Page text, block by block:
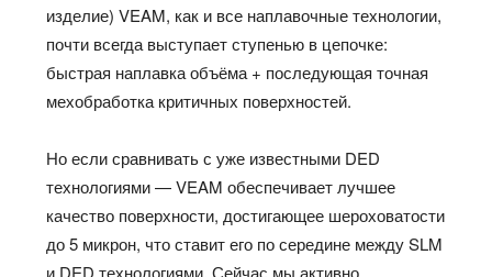
изделие) VEAM, как и все наплавочные технологии,
почти всегда выступает ступенью в цепочке:
быстрая наплавка объёма + последующая точная
мехобработка критичных поверхностей.
Но если сравнивать с уже известными DED
технологиями — VEAM обеспечивает лучшее
качество поверхности, достигающее шероховатости
до 5 микрон, что ставит его по середине между SLM
и DED технологиями. Сейчас мы активно